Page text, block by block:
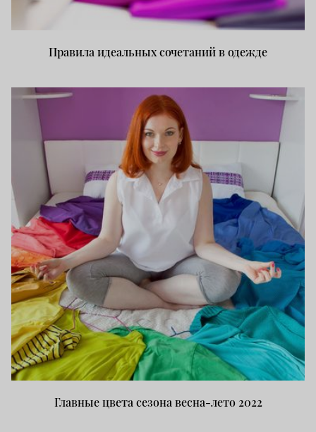
Правила идеальных сочетаний в одежде
Главные цвета сезона весна-лето 2022